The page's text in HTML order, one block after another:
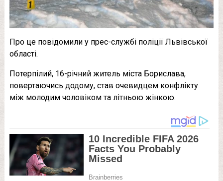
Про це повідомили у прес-службі поліції Львівської
області.
Потерпілий, 16-річний житель міста Борислава,
повертаючись додому, став очевидцем конфлікту
між молодим чоловіком та літньою жінкою.